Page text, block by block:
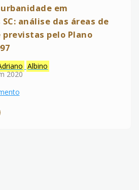
em
análise das áreas de
pelo Plano
Albino
2020